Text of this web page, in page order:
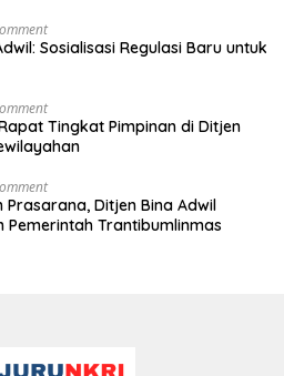
Sosialisasi Regulasi Baru untuk
Tingkat Pimpinan di Ditjen
Ditjen Bina Adwil
Pemerintah Trantibumlinmas